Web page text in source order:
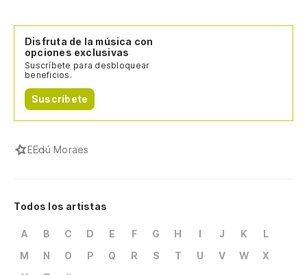
Disfruta de la música con
opciones exclusivas
Suscríbete para desbloquear
beneficios.
Suscríbete
EEdú Moraes
Todos los artistas
A B C D E F G H I J K
L
M
N O P Q R S T U V W
X